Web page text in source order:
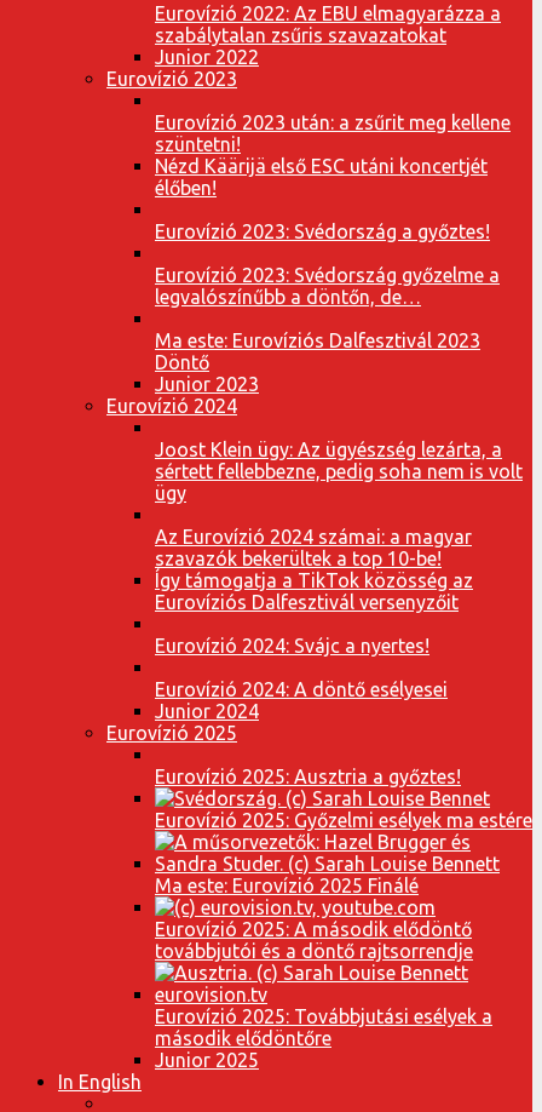
Eurovízió 2022: Az EBU elmagyarázza a
szabálytalan zsűris szavazatokat
Junior 2022
Eurovízió 2023
Eurovízió 2023 után: a zsűrit meg kellene
szüntetni!
Nézd Käärijä első ESC utáni koncertjét
élőben!
Eurovízió 2023: Svédország a győztes!
Eurovízió 2023: Svédország győzelme a
legvalószínűbb a döntőn, de…
Ma este: Eurovíziós Dalfesztivál 2023
Döntő
Junior 2023
Eurovízió 2024
Joost Klein ügy: Az ügyészség lezárta, a
sértett fellebbezne, pedig soha nem is volt
ügy
Az Eurovízió 2024 számai: a magyar
szavazók bekerültek a top 10-be!
Így támogatja a TikTok közösség az
Eurovíziós Dalfesztivál versenyzőit
Eurovízió 2024: Svájc a nyertes!
Eurovízió 2024: A döntő esélyesei
Junior 2024
Eurovízió 2025
Eurovízió 2025: Ausztria a győztes!
Eurovízió 2025: Győzelmi esélyek ma estére
Ma este: Eurovízió 2025 Finálé
Eurovízió 2025: A második elődöntő
továbbjutói és a döntő rajtsorrendje
Eurovízió 2025: Továbbjutási esélyek a
második elődöntőre
Junior 2025
In English